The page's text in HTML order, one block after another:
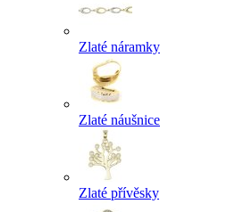
Zlaté náramky
Zlaté náušnice
Zlaté přívěsky